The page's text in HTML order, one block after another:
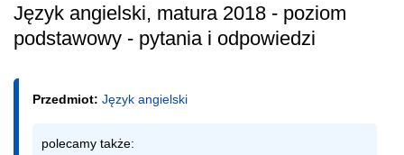
Język angielski, matura 2018 - poziom
podstawowy - pytania i odpowiedzi
Przedmiot: Język angielski
polecamy także: